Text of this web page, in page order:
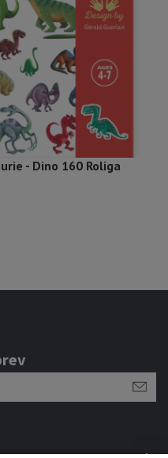
- Dino 160 Roliga